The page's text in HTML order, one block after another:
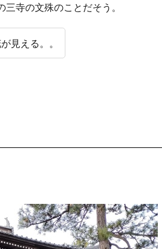
寺の文殊のことだそう。
見える。。